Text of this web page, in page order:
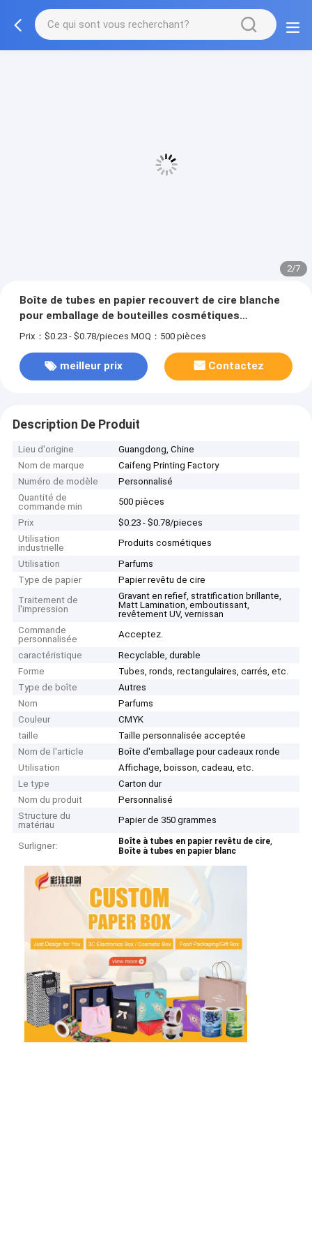
3/7
Boîte de tubes en papier recouvert de cire blanche
pour emballage de bouteilles cosmétiques
personnalisées
Prix：$0.23 - $0.78/pieces MOQ：500 pièces
meilleur prix Contactez
Description De Produit
Lieu d'origine
Guangdong, Chine
Nom de marque
Caifeng Printing Factory
Numéro de modèle
Personnalisé
Quantité de
commande min
500 pièces
Prix
$0.23 - $0.78/pieces
Utilisation
industrielle
Produits cosmétiques
Utilisation
Parfums
Type de papier
Papier revêtu de cire
Traitement de
l'impression
Gravant en refief, stratification brillante,
Matt Lamination, emboutissant,
revêtement UV, vernissan
Commande
personnalisée
Acceptez.
caractéristique
Recyclable, durable
Forme
Tubes, ronds, rectangulaires, carrés, etc.
Type de boîte
Autres
Nom
Parfums
Couleur
CMYK
taille
Taille personnalisée acceptée
Nom de l'article
Boîte d'emballage pour cadeaux ronde
Utilisation
Affichage, boisson, cadeau, etc.
Le type
Carton dur
Nom du produit
Personnalisé
Structure du
matériau
Papier de 350 grammes
Surligner: Boîte à tubes en papier revêtu de cire,
Boîte à tubes en papier blanc